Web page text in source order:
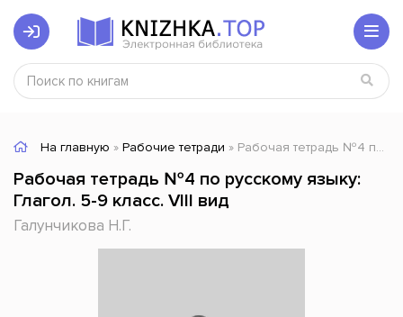
На главную » Рабочие тетради » Рабочая тетрадь №4 по русскому языку: Глагол. 5-9 класс. VIII вид
Рабочая тетрадь №4 по русскому языку:
Глагол. 5-9 класс. VIII вид
Галунчикова Н.Г.